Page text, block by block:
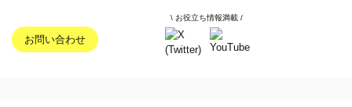
お問い合わせ
\ お役立ち情報満載 /